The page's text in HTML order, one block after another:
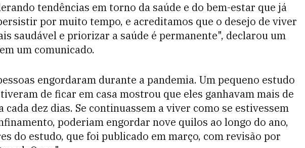
tendências em torno da saúde e do bem-estar que já
por muito tempo, e acreditamos que o desejo de viver
saudável e priorizar a saúde é permanente", declarou um
um comunicado.
engordaram durante a pandemia. Um pequeno estudo
de ficar em casa mostrou que eles ganhavam mais de
dez dias. Se continuassem a viver como se estivessem
poderiam engordar nove quilos ao longo do ano,
do estudo, que foi publicado em março, com revisão por